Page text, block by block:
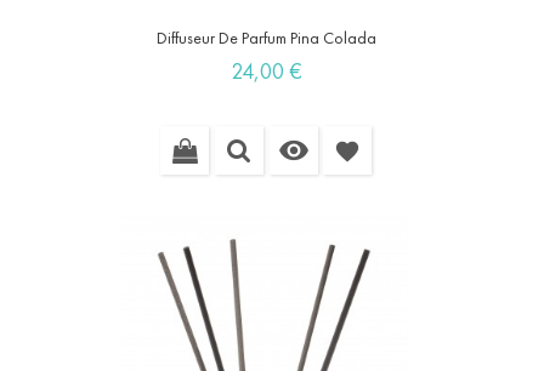
Diffuseur De Parfum Pina Colada
Prix
24,00 €
 favorite